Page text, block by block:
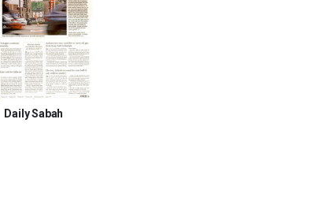
Daily Sabah